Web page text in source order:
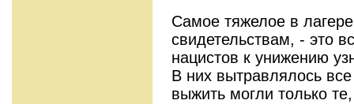
Самое тяжелое в
свидетельствам, - это
нацистов к унижению
В них вытравлялось
выжить могли только